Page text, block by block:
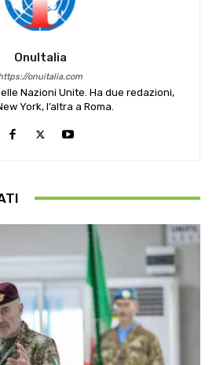
OnuItalia
onuitalia.com
Nazioni Unite. Ha due redazioni,
York, l’altra a Roma.